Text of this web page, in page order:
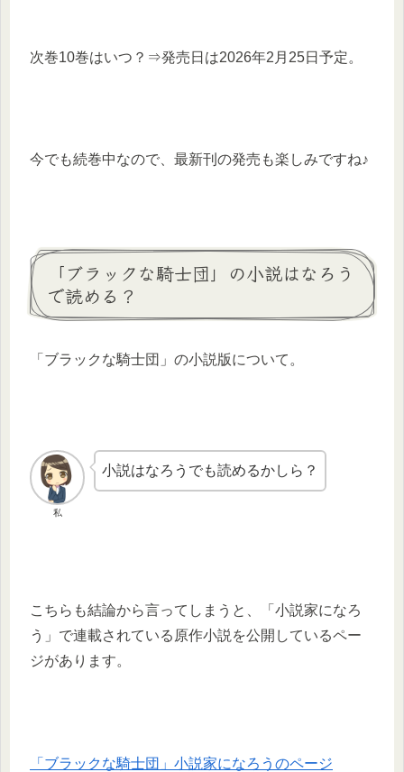
次巻10巻はいつ？⇒発売日は2026年2月25日予定。
今でも続巻中なので、最新刊の発売も楽しみですね♪
「ブラックな騎士団」の小説はなろう
で読める？
「ブラックな騎士団」の小説版について。
私
小説はなろうでも読めるかしら？
こちらも結論から言ってしまうと、「小説家になろ
う」で連載されている原作小説を公開しているペー
ジがあります。
「ブラックな騎士団」小説家になろうのページ